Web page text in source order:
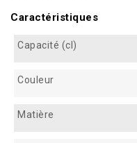
Caractéristiques
Capacité (cl)
Couleur
Matière